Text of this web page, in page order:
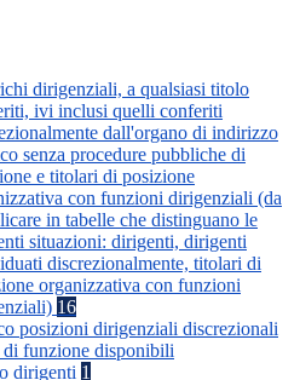
dirigenziali, a qualsiasi titolo
ivi inclusi quelli conferiti
dall'organo di indirizzo
senza procedure pubbliche di
e titolari di posizione
con funzioni dirigenziali (da
in tabelle che distinguano le
situazioni: dirigenti, dirigenti
discrezionalmente, titolari di
organizzativa con funzioni
16
posizioni dirigenziali discrezionali
di funzione disponibili
dirigenti 1